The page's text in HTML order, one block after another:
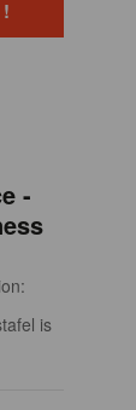
-
is